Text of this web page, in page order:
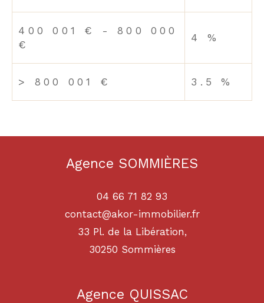
400 001 € - 800 000
€
4 %
> 800 001 € 3.5 %
Agence SOMMIÈRES
04 66 71 82 93
contact@akor-immobilier.fr
33 Pl. de la Libération,
30250
sommières
Agence QUISSAC